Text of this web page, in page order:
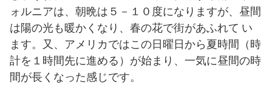
ォルニアは、朝晩は５－１０度になりますが、昼間
は陽の光も暖かくなり、春の花で街があふれて い
ます。又、アメリカではこの日曜日から夏時間（時
計を１時間先に進める）が始まり、一気に昼間の時
間が長くなった感じです。